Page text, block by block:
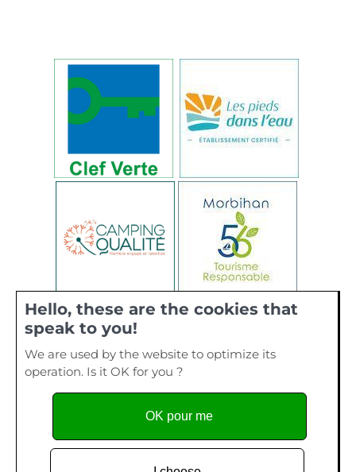
Hello, these are the cookies that
speak to you!
We are used by the website to optimize its
operation. Is it OK for you ?
OK pour me